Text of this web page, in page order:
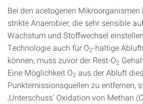
Bei den acetogenen
strikte Anaerobier, die sehr sensible
Wachstum und Stoffwechsel
Technologie auch für O2-haltige
können, muss zuvor der Rest-O2
Eine Möglichkeit O2 aus der Abluft
Punktemissionsquellen zu entfernen,
‚Unterschuss‘ Oxidation von Methan